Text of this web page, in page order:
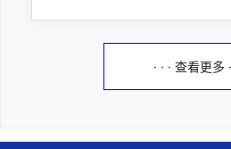
· · · 查看更多 ·